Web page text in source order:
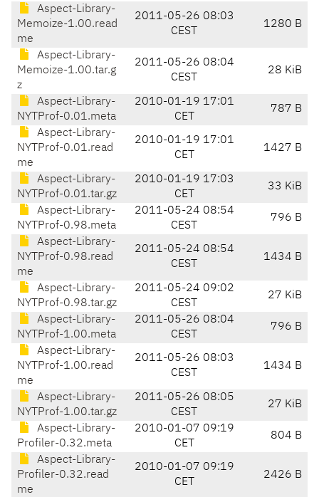
Aspect-Library-
Memoize-1.00.read
me
2011-05-26 08:03
CEST
1280 B
Aspect-Library-
Memoize-1.00.tar.g
z
2011-05-26 08:04
CEST
28 KiB
Aspect-Library-
NYTProf-0.01.meta
2010-01-19 17:01
CET
787 B
Aspect-Library-
NYTProf-0.01.read
me
2010-01-19 17:01
CET
1427 B
Aspect-Library-
NYTProf-0.01.tar.gz
2010-01-19 17:03
CET
33 KiB
Aspect-Library-
NYTProf-0.98.meta
2011-05-24 08:54
CEST
796 B
Aspect-Library-
NYTProf-0.98.read
me
2011-05-24 08:54
CEST
1434 B
Aspect-Library-
NYTProf-0.98.tar.gz
2011-05-24 09:02
CEST
27 KiB
Aspect-Library-
NYTProf-1.00.meta
2011-05-26 08:04
CEST
796 B
Aspect-Library-
NYTProf-1.00.read
me
2011-05-26 08:03
CEST
1434 B
Aspect-Library-
NYTProf-1.00.tar.gz
2011-05-26 08:05
CEST
27 KiB
Aspect-Library-
Profiler-0.32.meta
2010-01-07 09:19
CET
804 B
Aspect-Library-
Profiler-0.32.read
me
2010-01-07 09:19
CET
2426 B